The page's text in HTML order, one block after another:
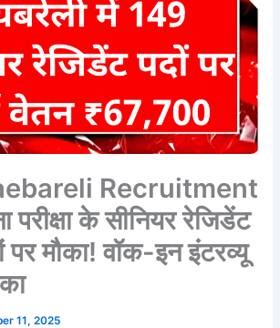
Recruitment
परीक्षा के सीनियर रेजिडेंट
मौका! वॉक-इन इंटरव्यू
11, 2025